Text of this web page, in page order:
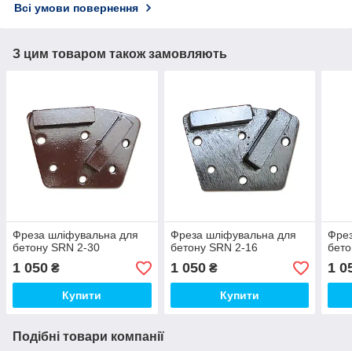
Всі умови повернення
З цим товаром також замовляють
Фреза шліфувальна для
бетону SRN 2-30
1 050 ₴
Купити
Фреза шліфувальна для
бетону SRN 2-16
1 050₴
Купити
1
Подібні товари компанії